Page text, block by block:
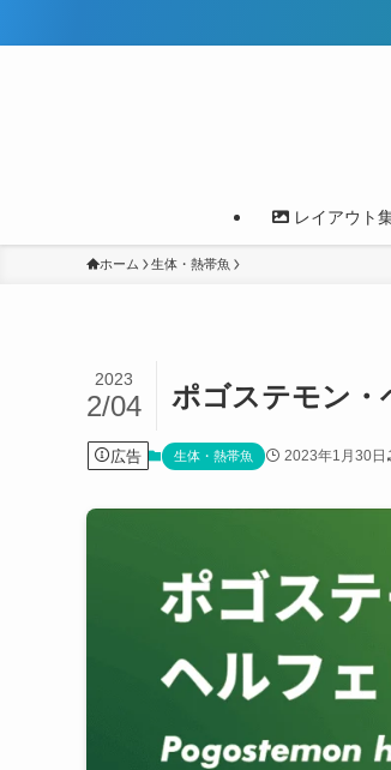
レイアウト
ホーム 生体・熱帯魚
ポゴステモン・
2023
2/04
広告 生体・熱帯魚 2023年1月30日